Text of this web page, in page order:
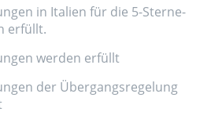
in Italien für die 5-Sterne-
erfüllt.
werden erfüllt
der Übergangsregelung